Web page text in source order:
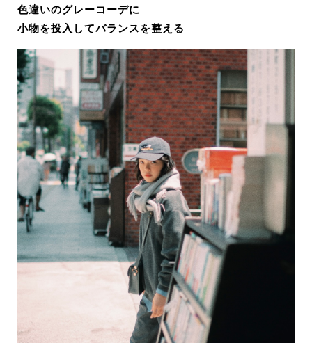
色違いのグレーコーデに
小物を投入してバランスを整える